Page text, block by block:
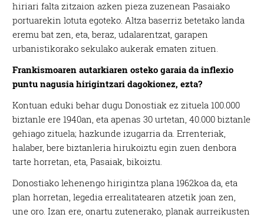
hiriari falta zitzaion azken pieza zuzenean Pasaiako
portuarekin lotuta egoteko. Altza baserriz betetako landa
eremu bat zen, eta, beraz, udalarentzat, garapen
urbanistikorako sekulako aukerak ematen zituen.
Frankismoaren autarkiaren osteko garaia da inflexio
puntu nagusia hirigintzari dagokionez, ezta?
Kontuan eduki behar dugu Donostiak ez zituela 100.000
biztanle ere 1940an, eta apenas 30 urtetan, 40.000 biztanle
gehiago zituela; hazkunde izugarria da. Errenteriak,
halaber, bere biztanleria hirukoiztu egin zuen denbora
tarte horretan, eta, Pasaiak, bikoiztu.
Donostiako lehenengo hirigintza plana 1962koa da, eta
plan horretan, legedia errealitatearen atzetik joan zen,
une oro. Izan ere, onartu zutenerako, planak aurreikusten